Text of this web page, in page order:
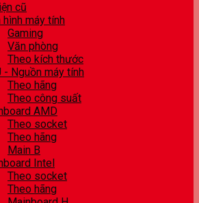
cũ
hình máy tính
Gaming
Văn phòng
Theo kích thước
- Nguồn máy tính
Theo hãng
Theo công suất
AMD
Theo socket
Theo hãng
Main B
Intel
Theo socket
Theo hãng